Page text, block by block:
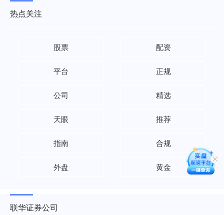
热点关注
股票 配资
平台 正规
公司 精选
天眼 推荐
指南 合规
外盘 黄金
联华证券公司